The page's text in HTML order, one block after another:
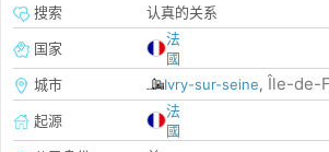
搜索
认真的关系
国家
法
國
城市
Ivry-sur-seine, Île-de-
起源
法
國